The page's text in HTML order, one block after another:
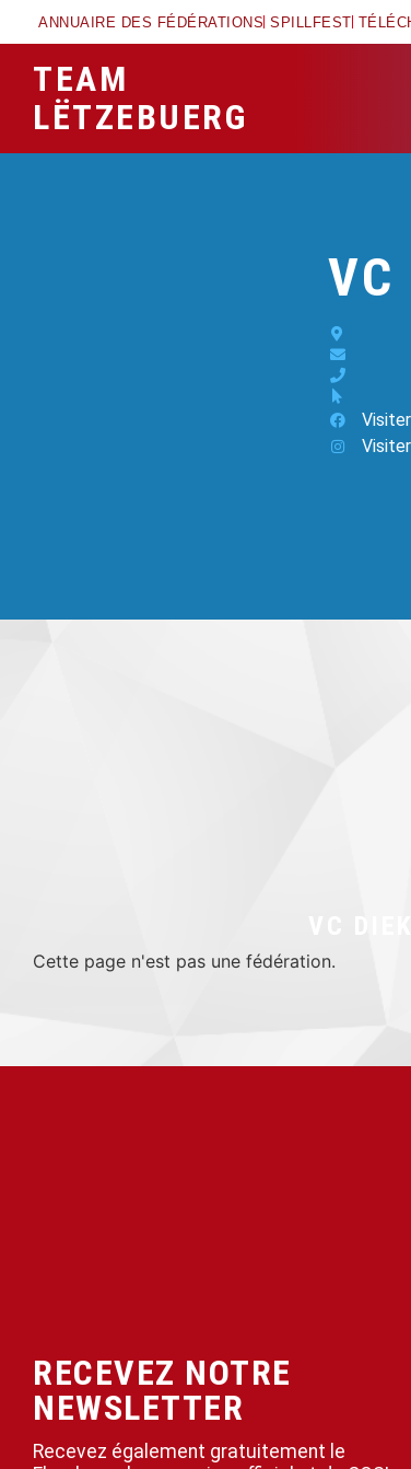
ANNUAIRE DES FÉDÉRATIONS SPILLFEST
TEAM
LËTZEBUERG
VC
Cette page n'est pas une fédération.
RECEVEZ NOTRE
NEWSLETTER
Recevez également gratuitement le